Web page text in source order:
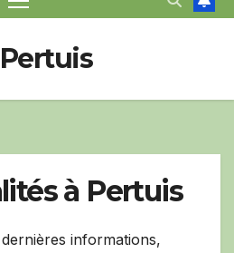
à Pertuis
informations,